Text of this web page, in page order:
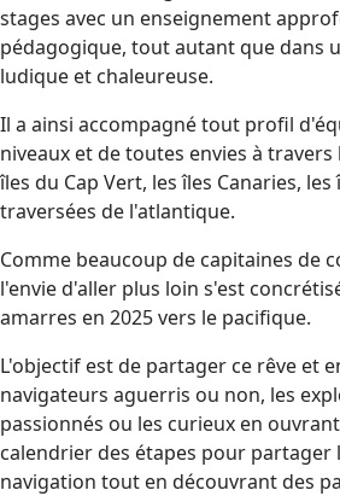
stages avec un enseignement
pédagogique, tout autant que dans
ludique et chaleureuse.
Il a ainsi accompagné tout profil
niveaux et de toutes envies à
îles du Cap Vert, les îles Canaries, les
traversées de l'atlantique.
Comme beaucoup de capitaines de
l'envie d'aller plus loin s'est
amarres en 2025 vers le pacifique.
L'objectif est de partager ce rêve et
navigateurs aguerris ou non, les
passionnés ou les curieux en
calendrier des étapes pour partager
navigation tout en découvrant des